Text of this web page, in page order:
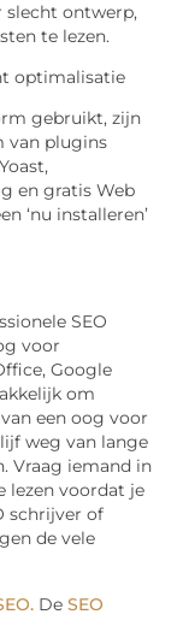
slecht ontwerp,
te lezen.
optimalisatie
gebruikt, zijn
van plugins
en gratis Web
‘nu installeren’
SEO
voor
Google
om
een oog voor
weg van lange
Vraag iemand in
lezen voordat je
schrijver of
de vele
De SEO